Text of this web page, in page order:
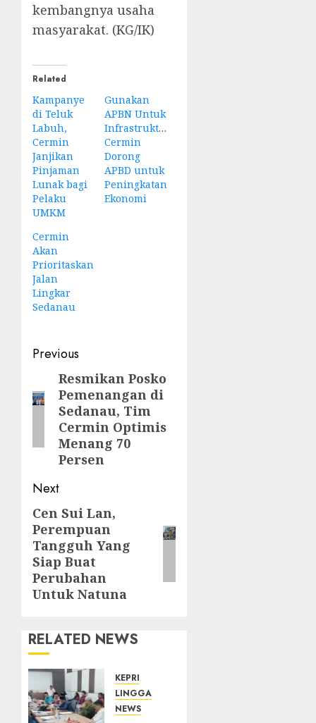
kembangnya usaha
masyarakat. (KG/IK)
Related
Kampanye
di Teluk
Labuh,
Cermin
Janjikan
Pinjaman
Lunak bagi
Pelaku
UMKM
Gunakan
APBN Untuk
Infrastruktur,
Cermin
Dorong
APBD untuk
Peningkatan
Ekonomi
Cermin
Akan
Prioritaskan
Jalan
Lingkar
Sedanau
Post
navigation
Previous
Previous
post:
Resmikan Posko
Pemenangan di
Sedanau, Tim
Cermin Optimis
Menang 70
Persen
Next
Next
post:
Cen Sui Lan,
Perempuan
Tangguh Yang
Siap Buat
Perubahan
Untuk Natuna
RELATED NEWS
KEPRI
LINGGA
NEWS